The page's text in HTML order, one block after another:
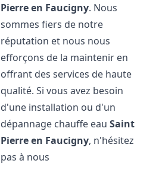
Pierre en Faucigny. Nous
sommes fiers de notre
réputation et nous nous
efforçons de la maintenir en
offrant des services de haute
qualité. Si vous avez besoin
d'une installation ou d'un
dépannage chauffe eauSaint
Pierre en Faucigny, n'hésitez
pas à nous